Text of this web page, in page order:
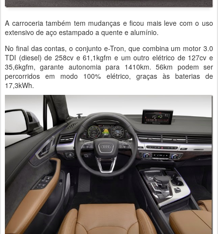
A carroceria também tem mudanças e ficou mais leve com o uso
extensivo de aço estampado a quente e alumínio.
No final das contas, o conjunto e-Tron, que combina um motor 3.0
TDI (diesel) de 258cv e 61,1kgfm e um outro elétrico de 127cv e
35,6kgfm, garante autonomia para 1410km. 56km podem ser
percorridos em modo 100% elétrico, graças às baterias de
17,3kWh.